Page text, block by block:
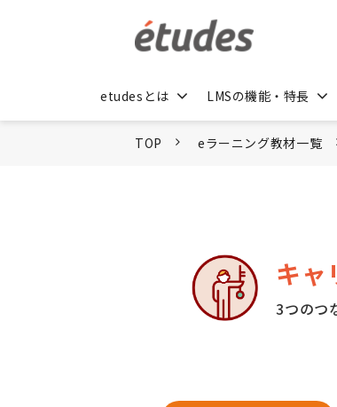
etudesとは LMSの機能・特長
TOP eラーニング教材一覧
キャ
3つのつ